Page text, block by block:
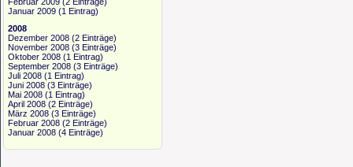
Januar 2009 (1 Eintrag)
2008
Dezember 2008 (2 Einträge)
November 2008 (3 Einträge)
Oktober 2008 (1 Eintrag)
September 2008 (3 Einträge)
Juli 2008 (1 Eintrag)
Juni 2008 (3 Einträge)
Mai 2008 (1 Eintrag)
April 2008 (2 Einträge)
März 2008 (3 Einträge)
Februar 2008 (2 Einträge)
Januar 2008 (4 Einträge)